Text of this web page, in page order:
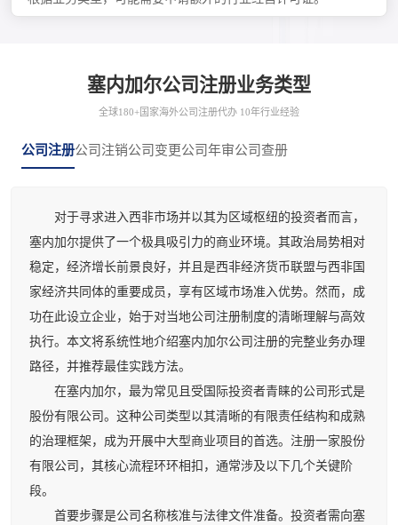
塞内加尔公司注册业务类型
全球180+国家海外公司注册代办 10年行业经验
公司注册公司注销公司变更公司年审公司查册
对于寻求进入西非市场并以其为区域枢纽的投资者而言，
塞内加尔提供了一个极具吸引力的商业环境。其政治局势相对
稳定，经济增长前景良好，并且是西非经济货币联盟与西非国
家经济共同体的重要成员，享有区域市场准入优势。然而，成
功在此设立企业，始于对当地公司注册制度的清晰理解与高效
执行。本文将系统性地介绍塞内加尔公司注册的完整业务办理
路径，并推荐最佳实践方法。
在塞内加尔，最为常见且受国际投资者青睐的公司形式是
股份有限公司。这种公司类型以其清晰的有限责任结构和成熟
的治理框架，成为开展中大型商业项目的首选。注册一家股份
有限公司，其核心流程环环相扣，通常涉及以下几个关键阶
段。
首要步骤是公司名称核准与法律文件准备。投资者需向塞